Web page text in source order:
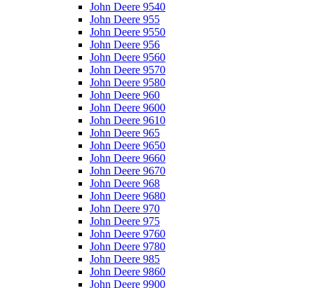
John Deere 9540
John Deere 955
John Deere 9550
John Deere 956
John Deere 9560
John Deere 9570
John Deere 9580
John Deere 960
John Deere 9600
John Deere 9610
John Deere 965
John Deere 9650
John Deere 9660
John Deere 9670
John Deere 968
John Deere 9680
John Deere 970
John Deere 975
John Deere 9760
John Deere 9780
John Deere 985
John Deere 9860
John Deere 9900